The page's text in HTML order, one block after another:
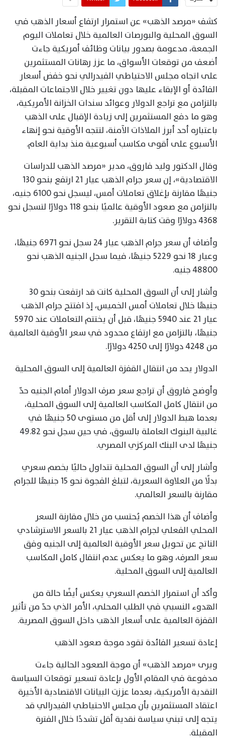
كشف «مرصد الذهب» عن استمرار ارتفاع أسعار الذهب في
السوق المحلية والبورصات العالمية خلال تعاملات اليوم
الجمعة، مدعومة بصدور بيانات وظائف أمريكية جاءت
أضعف من توقعات الأسواق، ما عزز رهانات المستثمرين
على اتجاه مجلس الاحتياطي الفيدرالي نحو خفض أسعار
الفائدة أو الإبقاء عليها دون تغيير خلال الاجتماعات المقبلة،
بالتزامن مع تراجع الدولار وعوائد سندات الخزانة الأمريكية،
وهو ما دفع المستثمرين إلى زيادة الإقبال على الذهب
باعتباره أحد أبرز الملاذات الآمنة، لتتجه الأوقية نحو إنهاء
الأسبوع على أقوى مكاسب أسبوعية منذ بداية العام.
وقال الدكتور وليد فاروق، مدير «مرصد الذهب للدراسات
الاقتصادية»، إن سعر جرام الذهب عيار 21 ارتفع بنحو 130
جنيهًا مقارنة بإغلاق تعاملات أمس، ليسجل نحو 6100 جنيه،
بالتزامن مع صعود الأوقية عالميًا بنحو 118 دولارًا لتسجل نحو
4368 دولارًا وقت كتابة التقرير.
وأضاف أن سعر جرام الذهب عيار 24 سجل نحو 6971 جنيهًا،
وعيار 18 نحو 5229 جنيهًا، فيما سجل الجنيه الذهب نحو
48800 جنيه.
وأشار إلى أن السوق المحلية كانت قد ارتفعت بنحو 30
جنيهًا خلال تعاملات أمس الخميس، إذ افتتح جرام الذهب
عيار 21 عند 5940 جنيهًا، قبل أن يختتم التعاملات عند 5970
جنيهًا، بالتزامن مع ارتفاع محدود في سعر الأوقية العالمية
من 4248 دولارًا إلى 4250 دولارًا.
الدولار يحد من انتقال القفزة العالمية إلى السوق المحلية
وأوضح فاروق أن تراجع سعر صرف الدولار أمام الجنيه حدّ
من انتقال كامل المكاسب العالمية إلى السوق المحلية،
بعدما هبط الدولار إلى أقل من مستوى 50 جنيهًا في
غالبية البنوك العاملة بالسوق، في حين سجل نحو 49.82
جنيهًا لدى البنك المركزي المصري.
وأشار إلى أن السوق المحلية تتداول حاليًا بخصم سعري
بدلًا من العلاوة السعرية، لتبلغ الفجوة نحو 15 جنيهًا للجرام
مقارنة بالسعر العالمي.
وأضاف أن هذا الخصم يُحتسب من خلال مقارنة السعر
المحلي الفعلي لجرام الذهب عيار 21 بالسعر الاسترشادي
الناتج عن تحويل سعر الأوقية العالمية إلى الجنيه وفق
سعر الصرف، وهو ما يعكس عدم انتقال كامل المكاسب
العالمية إلى السوق المحلية.
وأكد أن استمرار الخصم السعري يعكس أيضًا حالة من
الهدوء النسبي في الطلب المحلي، الأمر الذي حدّ من تأثير
القفزة العالمية على أسعار الذهب داخل السوق المصرية.
إعادة تسعير الفائدة تقود موجة صعود الذهب
ويرى «مرصد الذهب» أن موجة الصعود الحالية جاءت
مدفوعة في المقام الأول بإعادة تسعير توقعات السياسة
النقدية الأمريكية، بعدما عززت البيانات الاقتصادية الأخيرة
اعتقاد المستثمرين بأن مجلس الاحتياطي الفيدرالي قد
يتجه إلى تبني سياسة نقدية أقل تشددًا خلال الفترة
المقبلة.